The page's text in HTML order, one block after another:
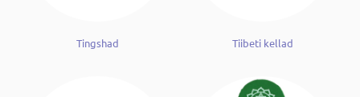
Tingshad Tiibeti kellad